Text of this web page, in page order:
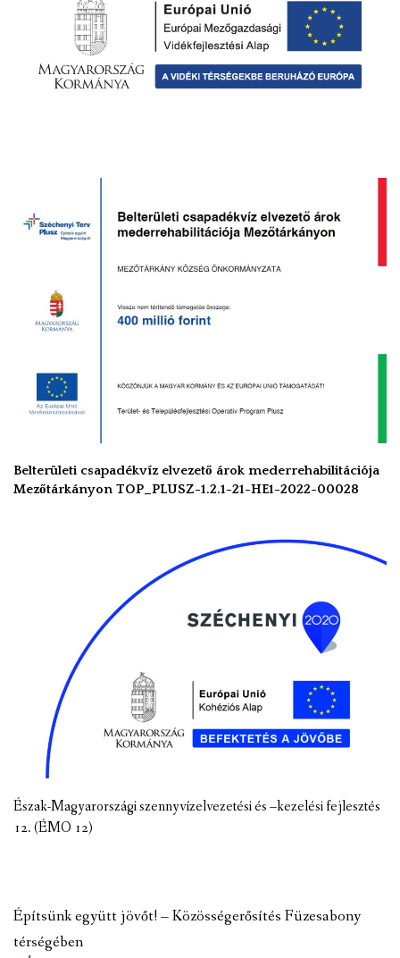
Belterületi csapadékvíz elvezető árok mederrehabilitációja
Mezőtárkányon TOP_PLUSZ-1.2.1-21-HE1-2022-00028
Észak-Magyarországi szennyvízelvezetési és –kezelési fejlesztés
12. (ÉMO 12)
Építsünk együtt jövőt! – Közösségerősítés Füzesabony
térségében